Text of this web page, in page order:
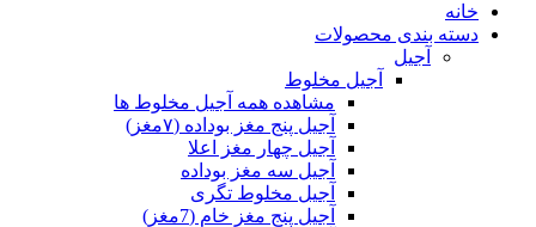
خانه
دسته بندی محصولات
آجیل
آجیل مخلوط
مشاهده همه آجیل مخلوط ها
آجیل پنج مغز بوداده (۷مغز)
آجیل چهار مغز اعلا
آجیل سه مغز بوداده
آجیل مخلوط تگری
آجیل پنج مغز خام (7مغز)